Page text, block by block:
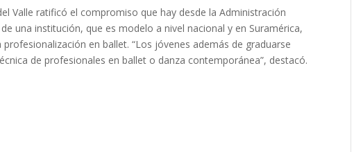
Valle ratificó el compromiso que hay desde la Administración
una institución, que es modelo a nivel nacional y en Suramérica,
en ballet. “Los jóvenes además de graduarse
de profesionales en ballet o danza contemporánea”, destacó.